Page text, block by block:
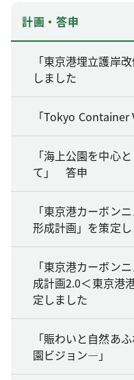
計画・答申
「東京港埋立護岸
しました
「Tokyo
「海上公園を中心
て」 答申
「東京港カーボン
形成計画」を策定
「東京港カーボン
成計画2.0＜東京港
定しました
「賑わいと自然あ
園ビジョン―」